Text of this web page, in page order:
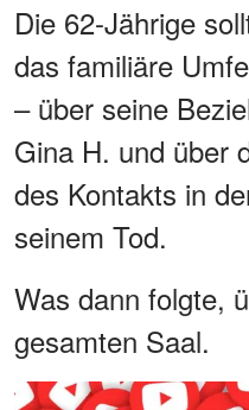
Die 62-Jährige
das familiäre
– über seine
Gina H. und über
des Kontakts in
seinem Tod.
Was dann folgte,
gesamten Saal.